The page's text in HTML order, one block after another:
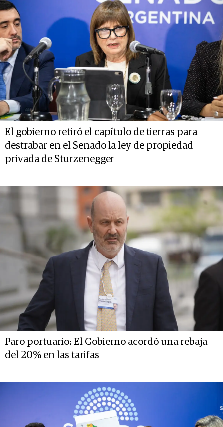
El gobierno retiró el capítulo de tierras para
destrabar en el Senado la ley de propiedad
privada de Sturzenegger
Paro portuario: El Gobierno acordó una rebaja
del 20% en las tarifas